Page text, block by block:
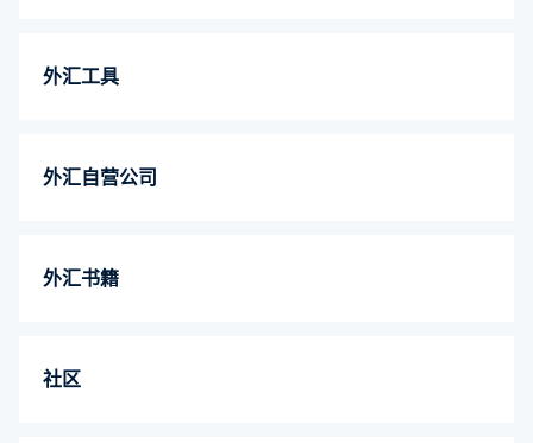
外汇工具
外汇自营公司
外汇书籍
社区